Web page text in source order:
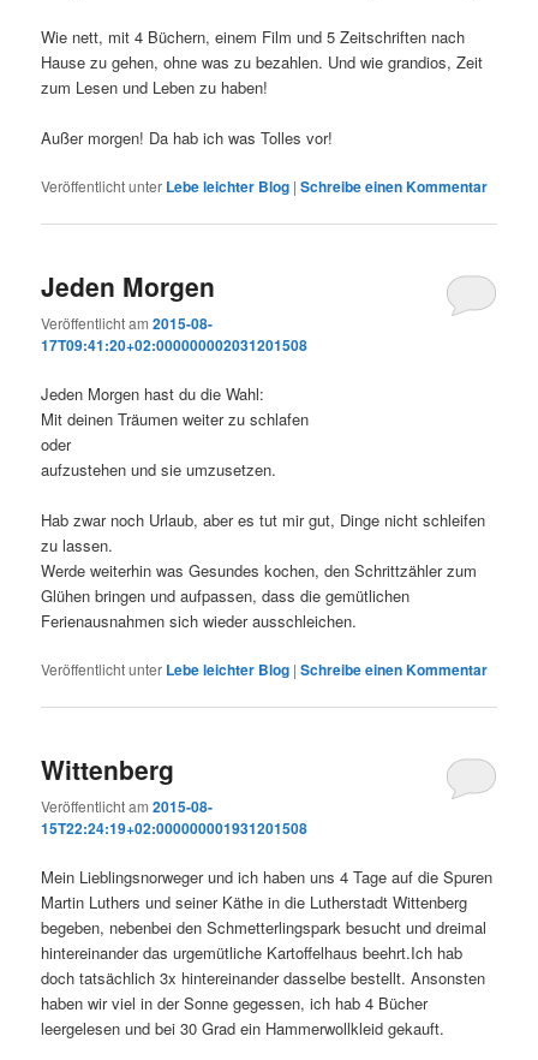
Wie nett, mit 4 Büchern, einem Film und 5 Zeitschriften nach
Hause zu gehen, ohne was zu bezahlen. Und wie grandios, Zeit
zum Lesen und Leben zu haben!
Außer morgen! Da hab ich was Tolles vor!
Veröffentlicht unter Lebe leichter Blog |Schreibe einen Kommentar
Jeden Morgen
Veröffentlicht am2015-08-
17T09:41:20+02:000000002031201508
Jeden Morgen hast du die Wahl:
Mit deinen Träumen weiter zu schlafen
oder
aufzustehen und sie umzusetzen.
Hab zwar noch Urlaub, aber es tut mir gut, Dinge nicht schleifen
zu lassen.
Werde weiterhin was Gesundes kochen, den Schrittzähler zum
Glühen bringen und aufpassen, dass die gemütlichen
Ferienausnahmen sich wieder ausschleichen.
Veröffentlicht unter Lebe leichter Blog |Schreibe einen Kommentar
Wittenberg
Veröffentlicht am2015-08-
15T22:24:19+02:000000001931201508
Mein Lieblingsnorweger und ich haben uns 4 Tage auf die Spuren
Martin Luthers und seiner Käthe in die Lutherstadt Wittenberg
begeben, nebenbei den Schmetterlingspark besucht und dreimal
hintereinander das urgemütliche Kartoffelhaus beehrt.Ich hab
doch tatsächlich 3x hintereinander dasselbe bestellt. Ansonsten
haben wir viel in der Sonne gegessen, ich hab 4 Bücher
leergelesen und bei 30 Grad ein Hammerwollkleid gekauft.